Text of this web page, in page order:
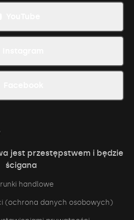
jest przestępstwem i będzie
ścigana
handlowe
(ochrona danych osobowych)